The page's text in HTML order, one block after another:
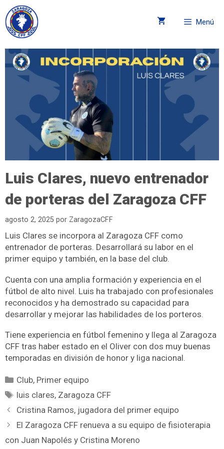
Menú
Luis Clares, nuevo entrenador
de porteras del Zaragoza CFF
agosto 2, 2025 por ZaragozaCFF
Luis Clares se incorpora al Zaragoza CFF como
entrenador de porteras. Desarrollará su labor en el
primer equipo y también, en la base del club.
Cuenta con una amplia formación y experiencia en el
fútbol de alto nivel. Luis ha trabajado con profesionales
reconocidos y ha demostrado su capacidad para
desarrollar y mejorar las habilidades de los porteros.
Tiene experiencia en fútbol femenino y llega al Zaragoza
CFF tras haber estado en el Oliver con dos muy buenas
temporadas en división de honor y liga nacional.
Club, Primer equipo
luis clares, Zaragoza CFF
Cristina Ramos, jugadora del primer equipo
El Zaragoza CFF renueva a su equipo de fisioterapia
con Juan Napolés y Cristina Moreno